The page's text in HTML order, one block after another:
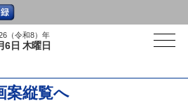
（令和8）年
6日 木曜日
案縦覧へ